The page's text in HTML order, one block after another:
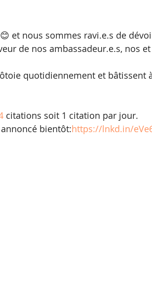
et nous sommes ravi.e.s de
de nos ambassadeur.e.s, nos
quotidiennement et bâtissent
citations soit 1 citation par jour.
bientôt:https://lnkd.in/